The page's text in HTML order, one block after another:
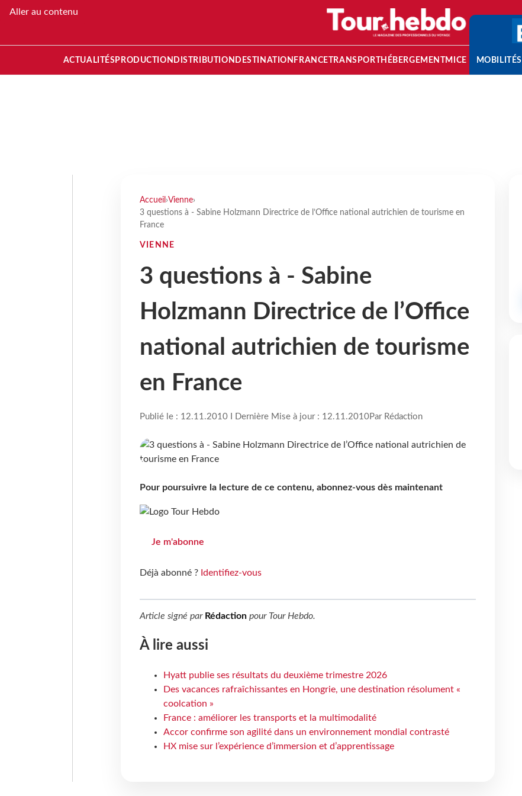
Aller au contenu
ACTUALITÉS PRODUCTION DISTRIBUTION DESTINATION FRANCETRANSPORT HÉBERGEMENTMICE MOBILITÉS
Accueil ›Vienne›
3 questions à - Sabine Holzmann Directrice de l’Office national autrichien de tourisme en
France
VIENNE
3 questions à - Sabine
Holzmann Directrice de l’Office
national autrichien de tourisme
en France
Publié le : 12.11.2010 I Dernière Mise à jour : 12.11.2010Par Rédaction
Pour poursuivre la lecture de ce contenu, abonnez-vous dès maintenant
Je m'abonne
Déjà abonné ? Identifiez-vous
Article signé par Rédactionpour Tour Hebdo.
À lire aussi
Hyatt publie ses résultats du deuxième trimestre 2026
Des vacances rafraîchissantes en Hongrie, une destination résolument «
coolcation »
France : améliorer les transports et la multimodalité
Accor confirme son agilité dans un environnement mondial contrasté
HX mise sur l’expérience d’immersion et d’apprentissage